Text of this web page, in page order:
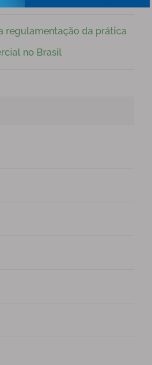
regulamentação da prática
no Brasil